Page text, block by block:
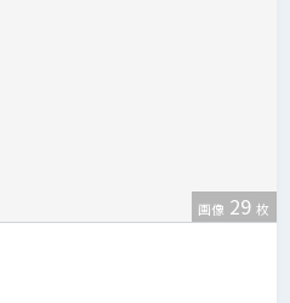
画像 29 枚